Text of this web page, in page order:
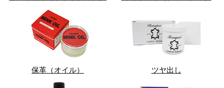
保革（オイル） ツヤ出し